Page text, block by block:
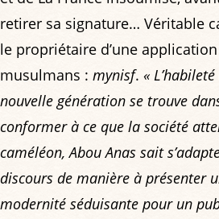
retirer sa signature… Véritable
le propriétaire d’une
musulmans : mynisf. «
nouvelle génération se trouve
conformer à ce que la société
caméléon, Abou Anas sait
discours de manière à présenter
modernité séduisante pour un